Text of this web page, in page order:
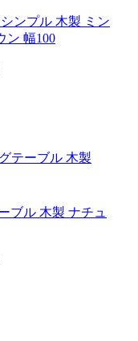
ンプル 木製 ミン
ン 幅100
ブル 木製 ナチュ